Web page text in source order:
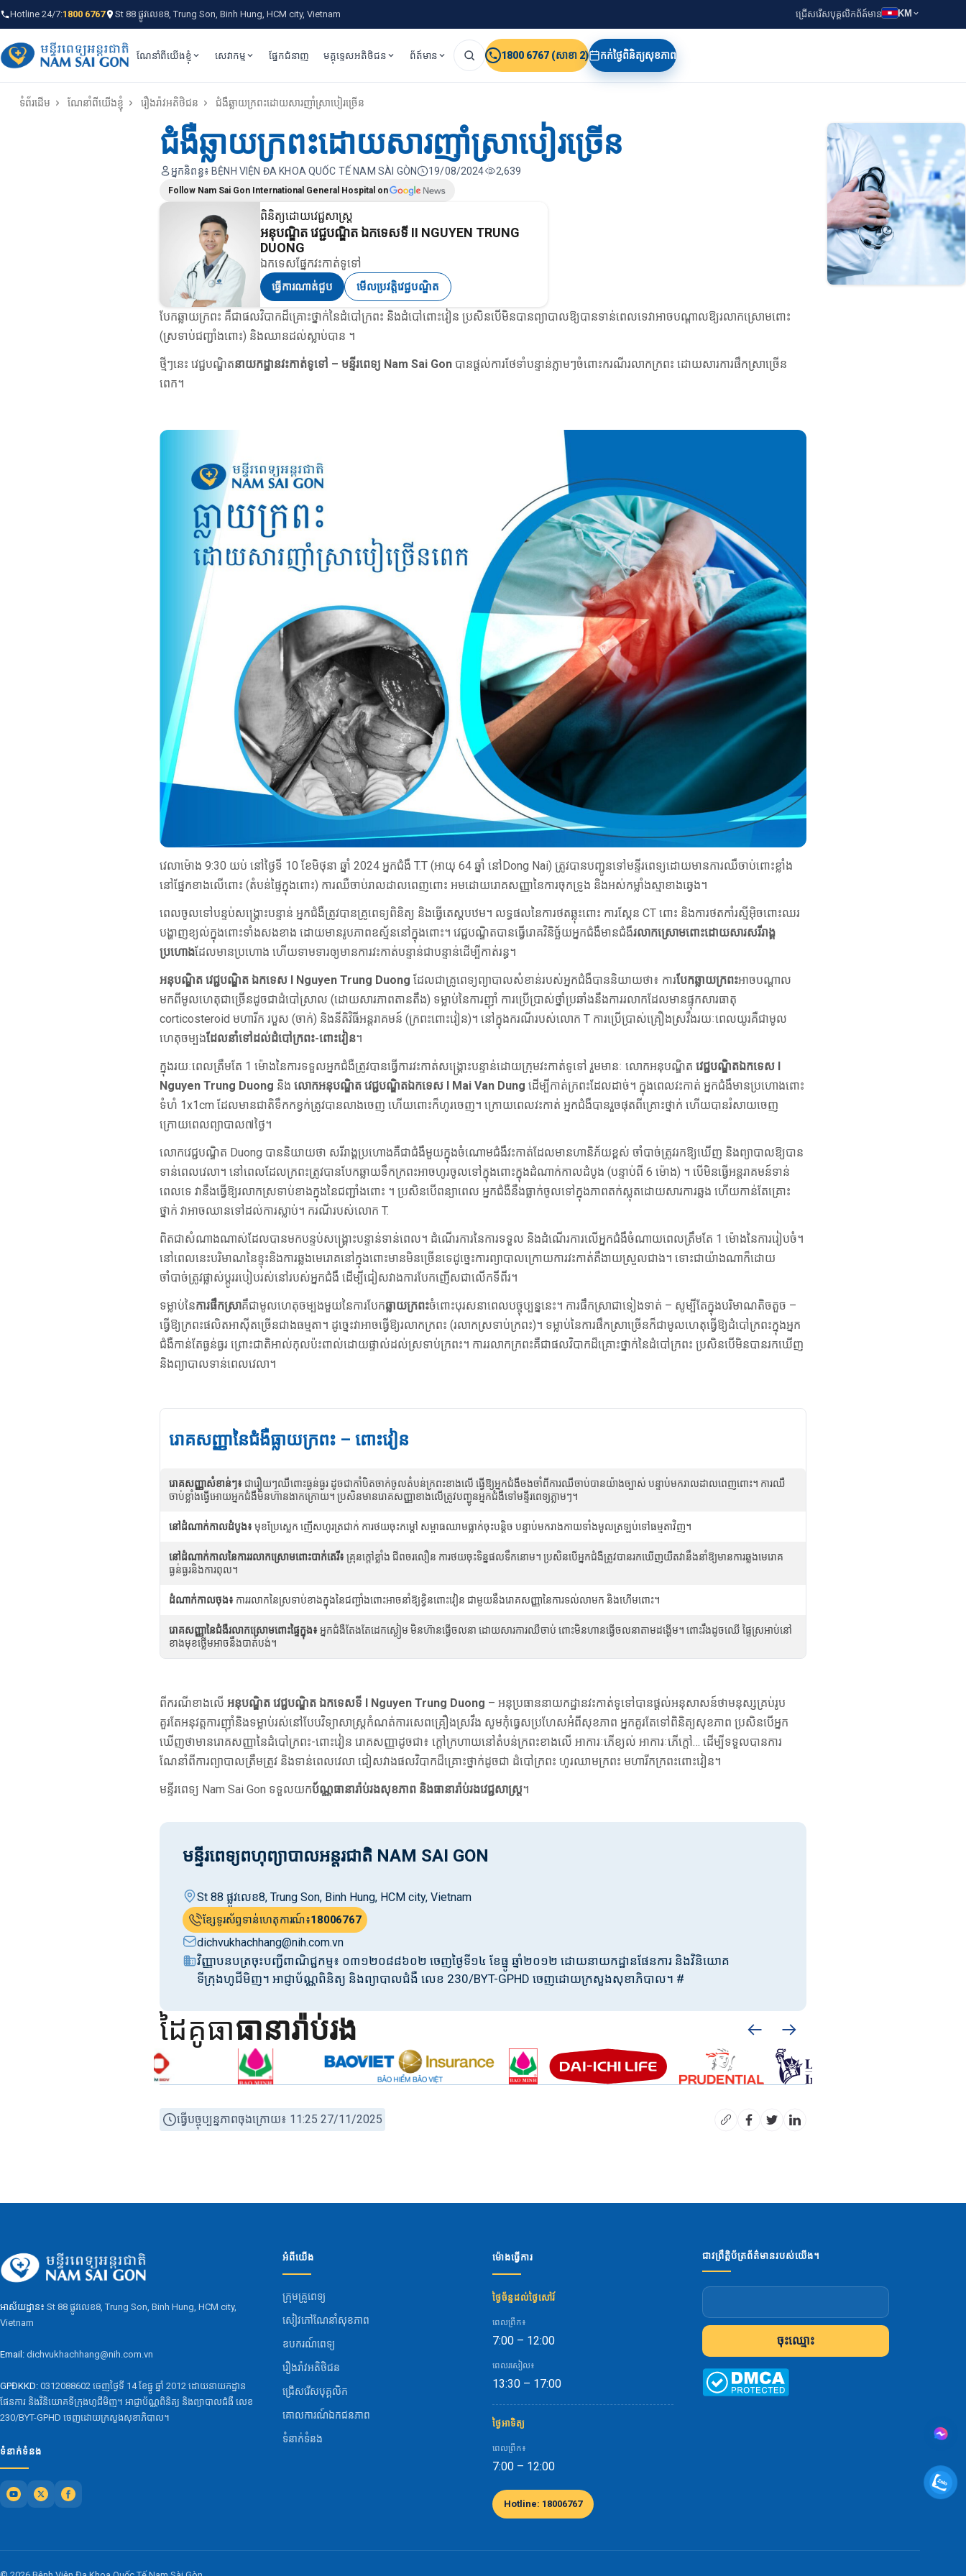
Hotline 24/7:1800 6767 St 88 ផ្លូវលេខ8, Trung Son, Binh Hung, HCM city, Vietnam ជ្រើសរើសបុគ្គលិកព័ត៍មាន KM
ណែនាំពីយើងខ្ញុំ សេវាកម្ម ផ្នែកជំនាញ មគ្គុទេ្ទសអតិថិជន ព័ត៍មាន 1800 6767 (សាខា 2) កក់ថ្ងៃពិនិត្យសុខភាព
ទំព័រដើម ណែនាំពីយើងខ្ញុំ រឿងរ៉ាវអតិថិជន ជំងឺឆ្លាយក្រពះដោយសារញាំស្រាបៀរច្រើន
ជំងឺឆ្លាយក្រពះដោយសារញាំស្រាបៀរច្រើន
អ្នកនិពន្ធ៖ BỆNH VIỆN ĐA KHOA QUỐC TẾ NAM SÀI GÒN 19/08/2024 2,639
Follow Nam Sai Gon International General Hospital on
ពិនិត្យដោយវេជ្ជសាស្ត្រ
អនុបណ្ឌិត វេជ្ជបណ្ឌិត ឯកទេសទី II NGUYEN TRUNG
DUONG
ឯកទេសផ្នែកវះកាត់ទូទៅ
ធ្វើការណាត់ជួប មើលប្រវត្តិវេជ្ជបណ្ឌិត
បែកឆ្លាយក្រពះ គឺជាផលវិបាកដ៏គ្រោះថ្នាក់នៃដំបៅក្រពះ និងដំបៅពោះវៀន ប្រសិនបើ​មិន​បាន​ព្យាបាល​ឱ្យ​បាន​ទាន់​ពេល​ទេវា​អាច​បណ្តាល​ឱ្យ​រលាក​ស្រោម​ពោះ
(ស្រទាប់​ជញ្ជាំង​ពោះ​) និង​ឈាន​ដល់​ស្លាប់បាន ។
ថ្មីៗនេះ វេជ្ជបណ្ឌិតនាយកដ្ឋានវះកាត់ទូទៅ – មន្ទីរពេទ្យ Nam Sai Gon បានផ្តល់ការថែទាំបន្ទាន់ភ្លាមៗចំពោះករណីរលាកក្រពះ ដោយសារការផឹកស្រាច្រើន
ពេក។
វេលាម៉ោង 9:30 យប់ នៅថ្ងៃទី 10 ខែមិថុនា ឆ្នាំ 2024 អ្នកជំងឺ T.T (អាយុ 64 ឆ្នាំ នៅDong Nai) ត្រូវបានបញ្ជូនទៅមន្ទីរពេទ្យដោយមានការឈឺចាប់ពោះខ្លាំង
នៅផ្នែកខាងលើពោះ (តំបន់ផ្ទៃក្នុងពោះ) ការឈឺចាប់រាលដាលពេញពោះ អមដោយរោគសញ្ញានៃការចុកទ្រូង និងអស់កម្លាំងស្មាខាងឆ្វេង។
ពេលចូលទៅបន្ទប់សង្គ្រោះបន្ទាន់ អ្នកជំងឺត្រូវបានគ្រូពេទ្យពិនិត្យ និងធ្វើតេស្តបឋម។ លទ្ធផលនៃការថតឆ្លុះពោះ ការស្កែន CT ពោះ និងការថតកាំរស្មីអ៊ិចពោះឈរ
បង្ហាញខ្យល់ក្នុងពោះទាំងសងខាង ដោយមានរូបភាពឧស្ម័ននៅក្នុងពោះ។ វេជ្ជបណ្ឌិតបានធ្វើរោគវិនិច្ឆ័យអ្នកជំងឺមានជំងឺរលាកស្រោមពោះដោយសារសរីរាង្គ
ប្រហោងដែលមានប្រហោង ហើយទាមទារឲ្យមានការវះកាត់បន្ទាន់ជាបន្ទាន់ដើម្បីកាត់រន្ធ។
អនុបណ្ឌិត វេជ្ជបណ្ឌិត ឯកទេស I Nguyen Trung Duong ដែលជាគ្រូពេទ្យព្យាបាលសំខាន់របស់អ្នកជំងឺបាននិយាយថា៖ ការបែកឆ្លាយក្រពះអាចបណ្តាល
មកពីមូលហេតុជាច្រើនដូចជាដំបៅស្រាល (ដោយសារភាពតានតឹង) ទម្លាប់នៃការញ៉ាំ ការប្រើប្រាស់ថ្នាំប្រឆាំងនឹងការរលាកដែលមានផ្ទុកសារធាតុ
corticosteroid មហារីក របួស (ចាក់) និងនីតិវិធីអន្តរាគមន៍ (ក្រពះពោះវៀន)។ នៅក្នុងករណីរបស់លោក T ការប្រើប្រាស់គ្រឿងស្រវឹងរយៈពេលយូរគឺជាមូល
ហេតុចម្បងដែលនាំទៅដល់ដំបៅក្រពះ-ពោះវៀន។
ក្នុងរយៈពេលត្រឹមតែ 1 ម៉ោងនៃការទទួលអ្នកជំងឺត្រូវបានធ្វើការវះកាត់សង្គ្រោះបន្ទាន់ដោយក្រុមវះកាត់ទូទៅ រួមមានៈ លោកអនុបណ្ឌិត វេជ្ជបណ្ឌិតឯកទេស I
Nguyen Trung Duong និង លោកអនុបណ្ឌិត វេជ្ជបណ្ឌិតឯកទេស I Mai Van Dung ដើម្បីកាត់ក្រពះដែលដាច់។ ក្នុងពេលវះកាត់ អ្នកជំងឺមានប្រហោងពោះ
ទំហំ 1x1cm ដែលមានជាតិទឹកកខ្វក់ត្រូវបានលាងចេញ ហើយពោះក៏ហូរចេញ។ ក្រោយពេលវះកាត់ អ្នកជំងឺបានរួចផុតពីគ្រោះថ្នាក់ ហើយបានរំសាយចេញ
ក្រោយពេលព្យាបាល៧ថ្ងៃ។
លោកវេជ្ជបណ្ឌិត Duong បាននិយាយថា សរីរាង្គប្រហោងគឺជាជំងឺមួយក្នុងចំណោមជំងឺវះកាត់ដែលមានហានិភ័យខ្ពស់ ចាំបាច់ត្រូវរកឱ្យឃើញ និងព្យាបាលឱ្យបាន
ទាន់ពេលវេលា។ នៅពេលដែលក្រពះត្រូវបានបែកឆ្លាយទឹកក្រពះអាចហូរចូលទៅក្នុងពោះក្នុងដំណាក់កាលដំបូង (បន្ទាប់ពី 6 ម៉ោង) ។ បើមិនធ្វើអន្តរាគមន៍ទាន់
ពេលទេ វានឹងធ្វើឱ្យរលាកស្រទាប់ខាងក្នុងនៃជញ្ជាំងពោះ ។ ប្រសិនបើពន្យាពេល អ្នកជំងឺនឹងធ្លាក់ចូលទៅក្នុងភាពតក់ស្លុតដោយសារការឆ្លង ហើយកាន់តែគ្រោះ
ថ្នាក់ វាអាចឈានទៅដល់ការស្លាប់។ ករណីរបស់លោក T.
ពិតជាសំណាងណាស់ដែលបានមកបន្ទប់សង្គ្រោះបន្ទាន់ទាន់ពេល។ ដំណើរការនៃការទទួល និងដំណើរការលើអ្នកជំងឺចំណាយពេលត្រឹមតែ 1 ម៉ោងនៃការរៀបចំ។
នៅពេលនេះបរិមាណនៃខ្ទុះនិងការឆ្លងមេរោគនៅក្នុងពោះមានមិនច្រើនទេដូច្នេះការព្យាបាលក្រោយការវះកាត់គឺងាយស្រួលជាង។ ទោះជាយ៉ាងណាក៏ដោយ
ចាំបាច់ត្រូវផ្លាស់ប្តូររបៀបរស់នៅរបស់អ្នកជំងឺ ដើម្បីជៀសវាងការបែកញើសជាលើកទីពីរ។
ទម្លាប់នៃការផឹកស្រាគឺជាមូលហេតុចម្បងមួយនៃការបែកឆ្លាយក្រពះចំពោះបុរសនាពេលបច្ចុប្បន្ននេះ។ ការផឹកស្រាជាទៀងទាត់ – សូម្បីតែក្នុងបរិមាណតិចតួច –
ធ្វើឱ្យក្រពះផលិតអាស៊ីតច្រើនជាងធម្មតា។ ដូច្នេះវាអាចធ្វើឱ្យរលាកក្រពះ (រលាកស្រទាប់ក្រពះ)។ ទម្លាប់នៃការផឹកស្រាច្រើនក៏ជាមូលហេតុធ្វើឱ្យដំបៅក្រពះក្នុងអ្នក
ជំងឺកាន់តែធ្ងន់ធ្ងរ ព្រោះជាតិអាល់កុលប៉ះពាល់ដោយផ្ទាល់ដល់ស្រទាប់ក្រពះ។ ការរលាកក្រពះគឺជាផលវិបាកដ៏គ្រោះថ្នាក់នៃដំបៅក្រពះ ប្រសិនបើមិនបានរកឃើញ
និងព្យាបាលទាន់ពេលវេលា។
រោគសញ្ញានៃជំងឺធ្លាយក្រពះ – ពោះវៀន
រោគសញ្ញាសំខាន់ៗ៖ ជារឿយៗឈឺពោះធ្ងន់ធ្ងរ ដូចជាកាំបិតចាក់ចូលតំបន់ក្រពះខាងលើ ធ្វើឱ្យអ្នកជំងឺចងចាំពីការឈឺចាប់បានយ៉ាងច្បាស់ បន្ទាប់មករាលដាលពេញពោះ។ ការឈឺ
ចាប់ខ្លាំងធ្វើអោយអ្នកជំងឺមិនហ៊ានងាកក្រោយ។ ប្រសិនមានរោគសញ្ញាខាងលើត្រូវបញ្ជូនអ្នកជំងឺទៅមន្ទីរពេទ្យភ្លាមៗ។
នៅដំណាក់កាលដំបូង៖មុខប្រែស្លេក ញើសហូរត្រជាក់ ការថយចុះកម្តៅ សម្ពាធឈាមធ្លាក់ចុះបន្តិច បន្ទាប់មករាងកាយទាំងមូលត្រឡប់ទៅធម្មតាវិញ។
នៅដំណាក់កាលនៃការរលាកស្រោមពោះបាក់តេរី៖ គ្រុនក្តៅខ្លាំង ជីពចរលឿន ការថយចុះទិន្នផលទឹកនោម។ ប្រសិនបើអ្នកជំងឺត្រូវបានរកឃើញយឺតវានឹងនាំឱ្យមានការឆ្លងមេរោគ
ធ្ងន់ធ្ងរនិងការពុល។
ដំណាក់កាលចុង៖ ការរលាកនៃស្រទាប់ខាងក្នុងនៃជញ្ជាំងពោះអាចនាំឱ្យខ្វិនពោះវៀន ជាមួយនឹងរោគសញ្ញានៃការទល់លាមក និងហើមពោះ។
រោគសញ្ញានៃជំងឺរលាកស្រោមពោះផ្ទៃក្នុង៖ អ្នកជំងឺតែងតែដេកស្ងៀម មិនហ៊ានធ្វើចលនា ដោយសារការឈឺចាប់ ពោះមិនហានធ្វើចលនាតាមដង្ហើម។ ពោះរឹងដូចឈើ ផ្ទៃស្រអាប់នៅ
ខាងមុខថ្លើមអាចនឹងបាត់បង់។
ពីករណីខាងលើ អនុបណ្ឌិត វេជ្ជបណ្ឌិត ឯកទេសទី I Nguyen Trung Duong – អនុប្រធាននាយកដ្ឋានវះកាត់ទូទៅបានផ្តល់អនុសាសន៍ថាមនុស្សគ្រប់រូប
គួរតែអនុវត្តការញ៉ាំនិងទម្លាប់រស់នៅបែបវិទ្យាសាស្ត្រកំណត់ការសេពគ្រឿងស្រវឹង សូមកុំធ្វេសប្រហែសអំពីសុខភាព អ្នកគួរតែទៅពិនិត្យសុខភាព ប្រសិនបើអ្នក
ឃើញថាមានរោគសញ្ញានៃដំបៅក្រពះ-ពោះវៀន រោគសញ្ញាដូចជា៖ ក្តៅក្រហាយនៅតំបន់ក្រពះខាងលើ អាការៈភើខ្យល់ អាការៈភើក្តៅ… ដើម្បីទទួលបានការ
ណែនាំពីការព្យាបាលត្រឹមត្រូវ និងទាន់ពេលវេលា ជៀសវាងផលវិបាកដ៏គ្រោះថ្នាក់ដូចជា ដំបៅក្រពះ ហូរឈាមក្រពះ មហារីកក្រពះពោះវៀន។
មន្ទីរពេទ្យ Nam Sai Gon ទទួលយកប័ណ្ណធានារ៉ាប់រងសុខភាព និងធានារ៉ាប់រងវេជ្ជសាស្ត្រ។
មន្ទីរពេទ្យពហុព្យាបាលអន្តរជាតិ NAM SAI GON
St 88 ផ្លូវលេខ8, Trung Son, Binh Hung, HCM city, Vietnam
ខ្សែទូរស័ព្ទទាន់ហេតុការណ៍៖18006767
dichvukhachhang@nih.com.vn
វិញ្ញាបនបត្រចុះបញ្ជីពាណិជ្ជកម្ម៖ ០៣១២០៨៨៦០២ ចេញថ្ងៃទី១៤ ខែធ្នូ ឆ្នាំ២០១២ ដោយនាយកដ្ឋានផែនការ និងវិនិយោគ
ទីក្រុងហូជីមិញ។ អាជ្ញាប័ណ្ណពិនិត្យ និងព្យាបាលជំងឺ លេខ 230/BYT-GPHD ចេញដោយក្រសួងសុខាភិបាល។ #
ដៃគូធាធានារ៉ាប់រង
ធ្វើបច្ចុប្បន្នភាពចុងក្រោយ៖ 11:25 27/11/2025
អាស័យដ្ឋាន៖ St 88 ផ្លូវលេខ8, Trung Son, Binh Hung, HCM city,
Vietnam
Email: dichvukhachhang@nih.com.vn
GPĐKKD: 0312088602 ចេញថ្ងៃទី 14 ខែធ្នូ ឆ្នាំ 2012 ដោយនាយកដ្ឋាន
ផែនការ និងវិនិយោគទីក្រុងហូជីមិញ។ អាជ្ញាប័ណ្ណពិនិត្យ និងព្យាបាលជំងឺ លេខ
230/BYT-GPHD ចេញដោយក្រសួងសុខាភិបាល។
ទំនាក់ទំនង
អំពីយើង
ក្រុមគ្រូពេទ្យ
សៀវភៅណែនាំសុខភាព
ឧបករណ៍ពេទ្យ
រឿងរ៉ាវអតិថិជន
ជ្រើសរើសបុគ្គលិក
គោលការណ៍ឯកជនភាព
ទំនាក់ទំនង
ម៉ោងធ្វើការ
ថ្ងៃច័ន្ទដល់ថ្ងៃសៅរ៍
ពេលព្រឹក៖
7:00 – 12:00
ពេលរសៀល៖
13:30 – 17:00
ថ្ងៃអាទិត្យ
ពេលព្រឹក៖
7:00 – 12:00
Hotline: 18006767
ជាវព្រឹត្តិប័ត្រព័ត៌មានរបស់យើង។
ចុះឈ្មោះ